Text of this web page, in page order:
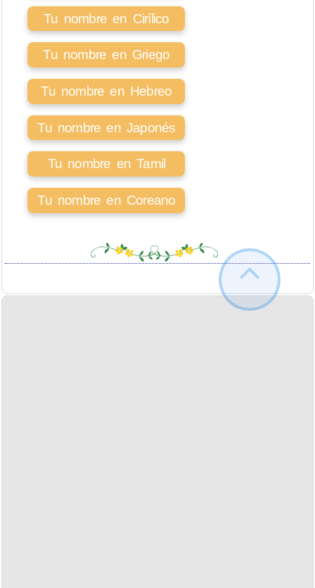
Tu nombre en Cirílico
Tu nombre en Griego
Tu nombre en Hebreo
Tu nombre en Japonés
Tu nombre en Tamil
Tu nombre en Coreano